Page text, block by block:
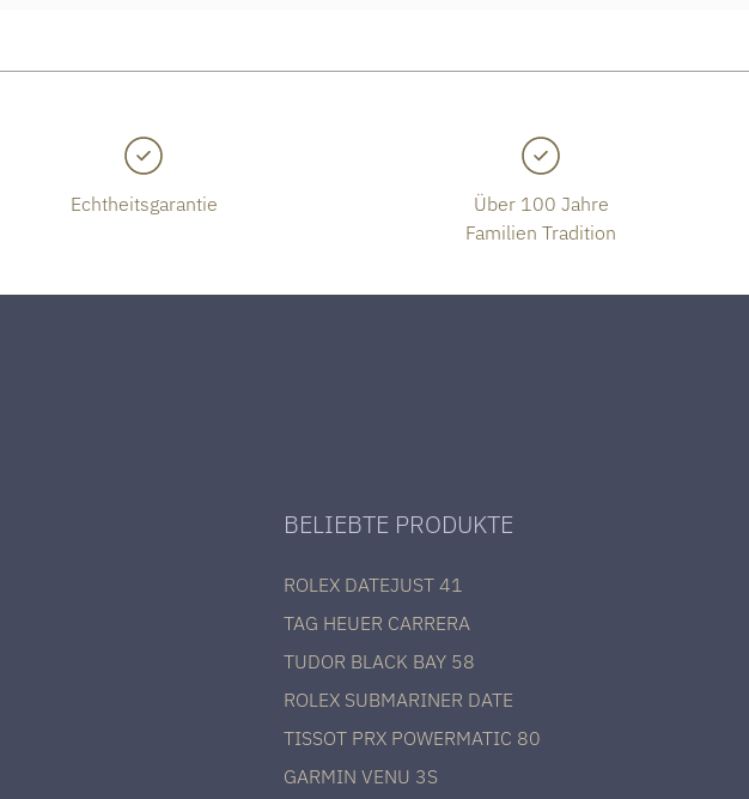
Echtheitsgarantie
Über 100 Jahre
Familien Tradition
BELIEBTE PRODUKTE
ROLEX DATEJUST 41
TAG HEUER CARRERA
TUDOR BLACK BAY 58
ROLEX SUBMARINER DATE
TISSOT PRX POWERMATIC 80
GARMIN VENU 3S